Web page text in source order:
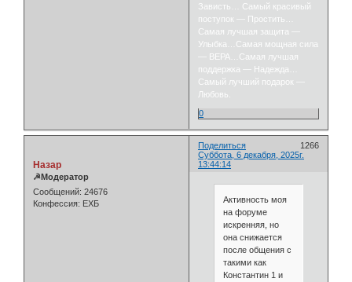
Зависть… Самый красивый
поступок — Простить…
Самая лучшая защита —
Улыбка…Самая мощная сила
— ВЕРА…Самая лучшая
поддержка — Надежда…
Самый лучший подарок —
Любовь.
0
Поделиться
1266
Суббота, 6 декабря, 2025г.
13:44:14
Назар
☭Модератор
Сообщений: 24676
Конфессия: ЕХБ
Активность моя
на форуме
искренняя, но
она снижается
после общения с
такими как
Константин 1 и